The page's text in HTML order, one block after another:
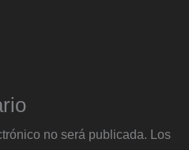
no será publicada.
Los